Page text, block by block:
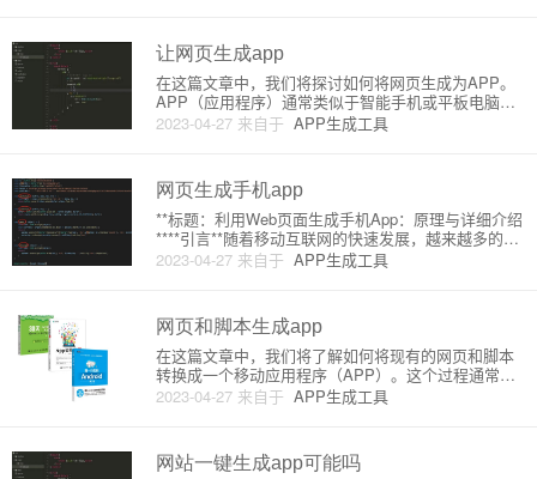
让网页生成app
2023-04-27 来自于 APP生成工具
在这篇文章中，我们将探讨如何将网页生成为APP。
APP（应用程序）通常类似于智能手机或平板电脑等
移动设备上的特定软件。网页则通过浏览器访问。将
网页转换为APP可以让用户更流畅地访问您的在线内
一种将网页转换为AP
网页生成手机app
2023-04-27 来自于 APP生成工具
**标题：利用Web页面生成手机App：原理与详细介绍
****引言**随着移动互联网的快速发展，越来越多的企
业和个人都有了自己的移动应用。然而，对于许多初
学者来说，如何将网页转化为手机App仍然是一个挑
的原理与
网页和脚本生成app
2023-04-27 来自于 APP生成工具
在这篇文章中，我们将了解如何将现有的网页和脚本
转换成一个移动应用程序（APP）。这个过程通常称
为封装或者混合开发。封装或混合应用允许开发者在
一个原生应用程式外壳中运行一个网页，从而将现有
的应用程
网站一键生成app可能吗